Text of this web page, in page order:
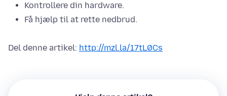
Kontrollere din hardware.
Få hjælp til at rette nedbrud.
Del denne artikel: http://mzl.la/17tL0Cs